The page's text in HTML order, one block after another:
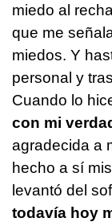
miedo al
que me
miedos. Y
personal y
Cuando lo
con mi
agradecida a
hecho a sí
levantó del
todavía hoy